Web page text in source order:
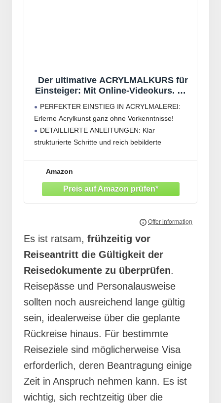
Der ultimative ACRYLMALKURS für
Einsteiger: Mit Online-Videokurs. Die
Motive. Alle wichtigen Grundlagen
komplett bebildert.
PERFEKTER EINSTIEG IN ACRYLMALEREI:
Erlerne Acrylkunst ganz ohne Vorkenntnisse!
DETAILLIERTE ANLEITUNGEN: Klar
strukturierte Schritte und reich bebilderte
Leinwand.
HILFE DURCH VIDEOS: Zusätzliche Online-
UMFASSENDES FORMAT: 144 Seiten
Amazon
Es ist ratsam, frühzeitig vor
Reiseantritt die Gültigkeit der
Reisedokumente zu überprüfen.
Reisepässe und Personalausweise
sollten noch ausreichend lange gültig
sein, idealerweise über die geplante
Rückreise hinaus. Für bestimmte
Reiseziele sind möglicherweise Visa
erforderlich, deren Beantragung einige
Zeit in Anspruch nehmen kann. Es ist
wichtig, sich rechtzeitig über die